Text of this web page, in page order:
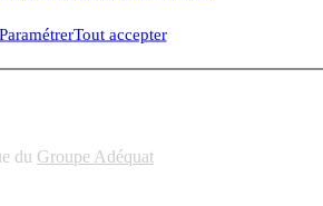
ParamétrerTout accepter
clients et nos talents
du Groupe Adéquat